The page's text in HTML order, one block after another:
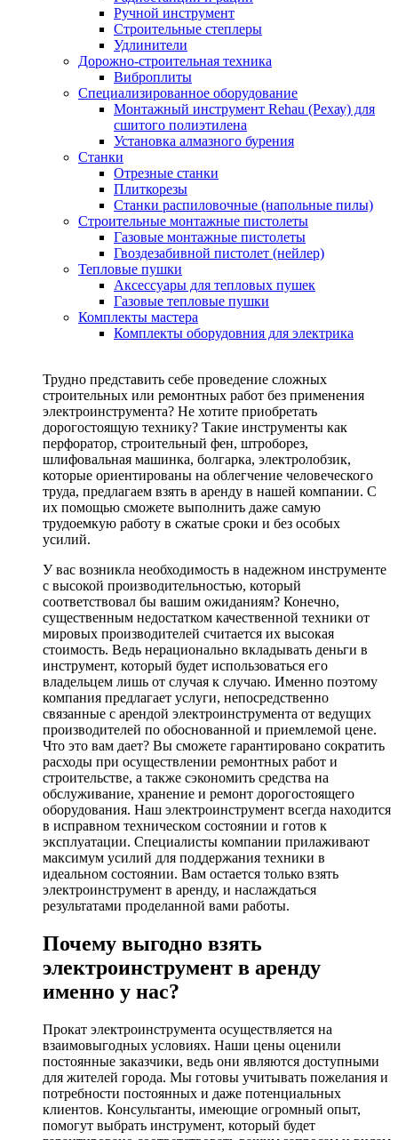
Ручной инструмент
Строительные степлеры
Удлинители
Дорожно-строительная техника
Виброплиты
Специализированное оборудование
Монтажный инструмент Rehau (Рехау) для
сшитого полиэтилена
Установка алмазного бурения
Станки
Отрезные станки
Плиткорезы
Станки распиловочные (напольные пилы)
Строительные монтажные пистолеты
Газовые монтажные пистолеты
Гвоздезабивной пистолет (нейлер)
Тепловые пушки
Аксессуары для тепловых пушек
Газовые тепловые пушки
Комплекты мастера
Комплекты оборудовния для электрика
Трудно представить себе проведение сложных
строительных или ремонтных работ без применения
электроинструмента? Не хотите приобретать
дорогостоящую технику? Такие инструменты как
перфоратор, строительный фен, штроборез,
шлифовальная машинка, болгарка, электролобзик,
которые ориентированы на облегчение человеческого
труда, предлагаем взять в аренду в нашей компании. С
их помощью сможете выполнить даже самую
трудоемкую работу в сжатые сроки и без особых
усилий.
У вас возникла необходимость в надежном инструменте
с высокой производительностью, который
соответствовал бы вашим ожиданиям? Конечно,
существенным недостатком качественной техники от
мировых производителей считается их высокая
стоимость. Ведь нерационально вкладывать деньги в
инструмент, который будет использоваться его
владельцем лишь от случая к случаю. Именно поэтому
компания предлагает услуги, непосредственно
связанные с арендой электроинструмента от ведущих
производителей по обоснованной и приемлемой цене.
Что это вам дает? Вы сможете гарантировано сократить
расходы при осуществлении ремонтных работ и
строительстве, а также сэкономить средства на
обслуживание, хранение и ремонт дорогостоящего
оборудования. Наш электроинструмент всегда находится
в исправном техническом состоянии и готов к
эксплуатации. Специалисты компании прилаживают
максимум усилий для поддержания техники в
идеальном состоянии. Вам остается только взять
электроинструмент в аренду, и наслаждаться
результатами проделанной вами работы.
Почему выгодно взять
электроинструмент в аренду
именно у нас?
Прокат электроинструмента осуществляется на
взаимовыгодных условиях. Наши цены оценили
постоянные заказчики, ведь они являются доступными
для жителей города. Мы готовы учитывать пожелания и
потребности постоянных и даже потенциальных
клиентов. Консультанты, имеющие огромный опыт,
помогут выбрать инструмент, который будет